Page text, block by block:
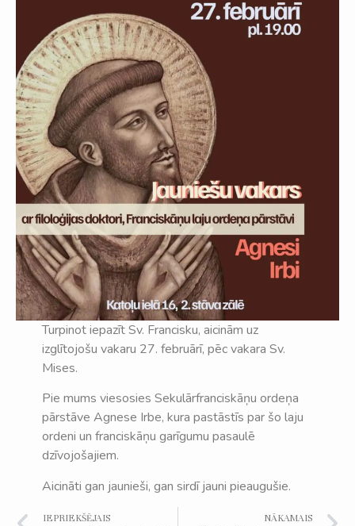
Turpinot iepazīt Sv. Francisku, aicinām uz
izglītojošu vakaru 27. februārī, pēc vakara Sv.
Mises.
Pie mums viesosies Sekulārfranciskāņu ordeņa
pārstāve Agnese Irbe, kura pastāstīs par šo laju
ordeni un franciskāņu garīgumu pasaulē
dzīvojošajiem.
Aicināti gan jaunieši, gan sirdī jauni pieaugušie.
IEPRIEKŠĒJAIS NĀKAMAIS